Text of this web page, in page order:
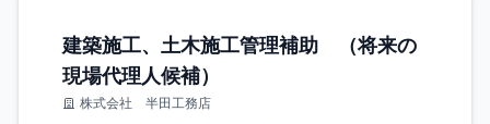
建築施工、土木施工管理補助 （将来の
現場代理人候補）
株式会社 半田工務店